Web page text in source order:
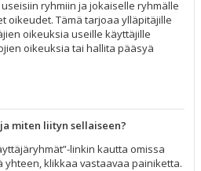
ryhmiin ja jokaiselle ryhmälle
oikeudet. Tämä tarjoaa ylläpitäjille
oikeuksia useille käyttäjille
oikeuksia tai hallita pääsyä
miten liityn sellaiseen?
linkin kautta omissa
yhteen, klikkaa vastaavaa painiketta.